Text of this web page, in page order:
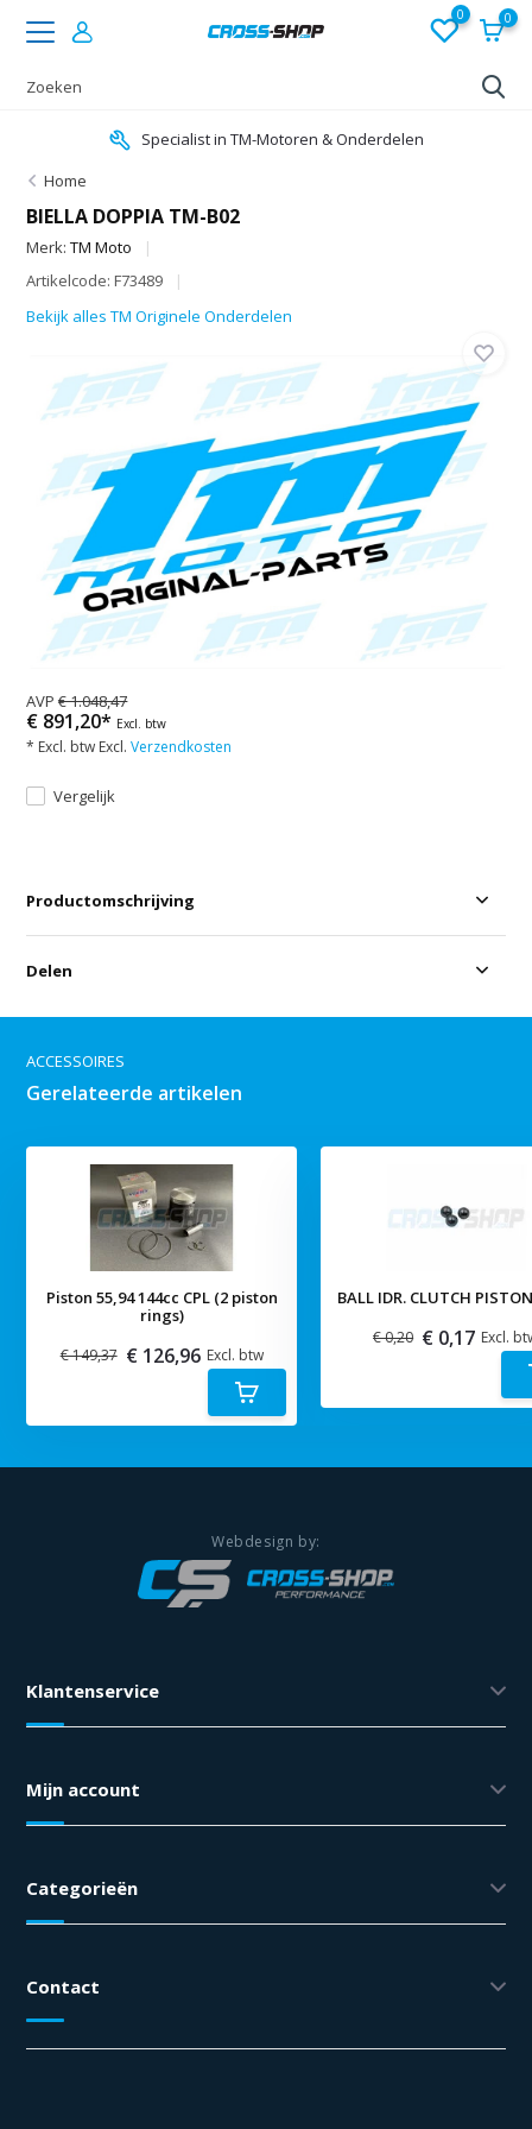
0 0
Specialist in TM-Motoren & Onderdelen
Home
BIELLA DOPPIA TM-B02
Merk:TM Moto
Artikelcode: F73489
Bekijk alles TM Originele Onderdelen
AVP€ 1.048,47
€ 891,20* Excl. btw
* Excl. btw Excl.Verzendkosten
Vergelijk
Productomschrijving
Delen
ACCESSOIRES
Gerelateerde artikelen
Piston 55,94 144cc CPL (2 piston
rings)
€ 149,37 € 126,96 Excl. btw
BALL IDR. CLUTCH
€ 0,20 € 0,17 Excl.
Klantenservice
Mijn account
Categorieën
Contact